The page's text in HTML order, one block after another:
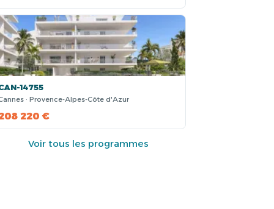
14755
· Provence-Alpes-Côte d'Azur
220 €
Voir tous les programmes